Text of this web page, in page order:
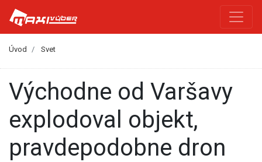
Úvod Svet
Východne od Varšavy
explodoval objekt,
pravdepodobne dron